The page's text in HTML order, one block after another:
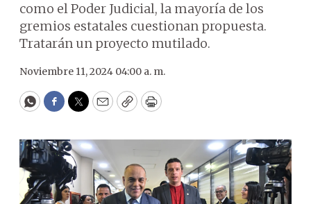
como el Poder Judicial, la mayoría de los
gremios estatales cuestionan propuesta.
Tratarán un proyecto mutilado.
Noviembre 11, 2024 04:00 a. m.
WhatsApp
Facebook
Twitter
EmailCopyPrint